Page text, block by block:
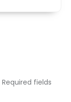
Required fields